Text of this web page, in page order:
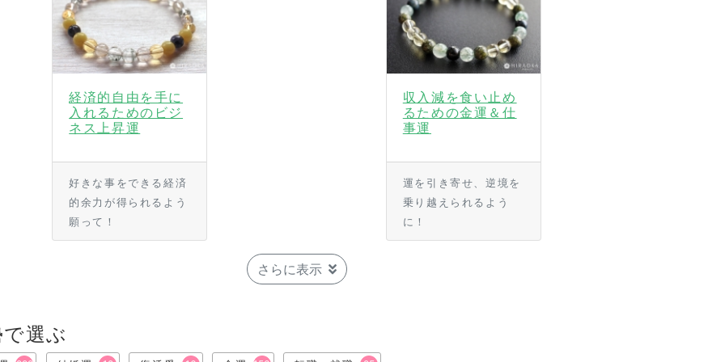
経済的自由を手に
入れるためのビジ
ネス上昇運
好きな事をできる経済
的余力が得られるよう
願って！
収入減を食い止め
るための金運＆仕
事運
運を引き寄せ、逆境を
乗り越えられるよう
に！
さらに表示
選ぶ